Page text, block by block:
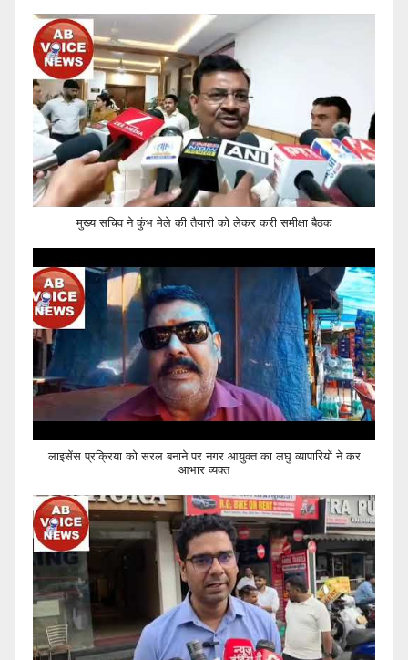
मुख्य सचिव ने कुंभ मेले की तैयारी को लेकर करी समीक्षा बैठक
लाइसेंस प्रक्रिया को सरल बनाने पर नगर आयुक्त का लघु व्यापारियों ने कर
आभार व्यक्त